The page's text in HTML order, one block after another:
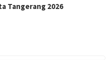
Tangerang 2026